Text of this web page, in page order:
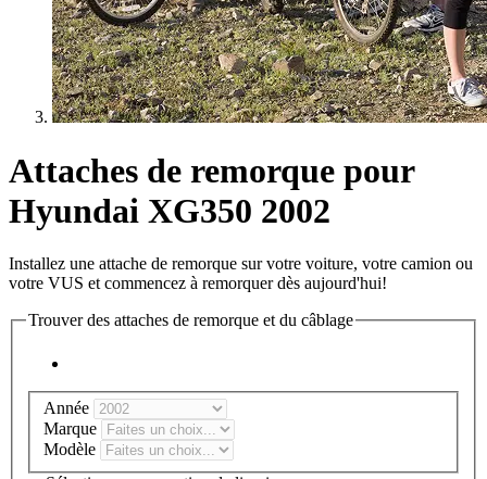
Attaches de remorque pour
Hyundai XG350 2002
Installez une attache de remorque sur votre voiture, votre camion ou
votre VUS et commencez à remorquer dès aujourd'hui!
Trouver des attaches de remorque et du câblage
Année
Marque
Modèle